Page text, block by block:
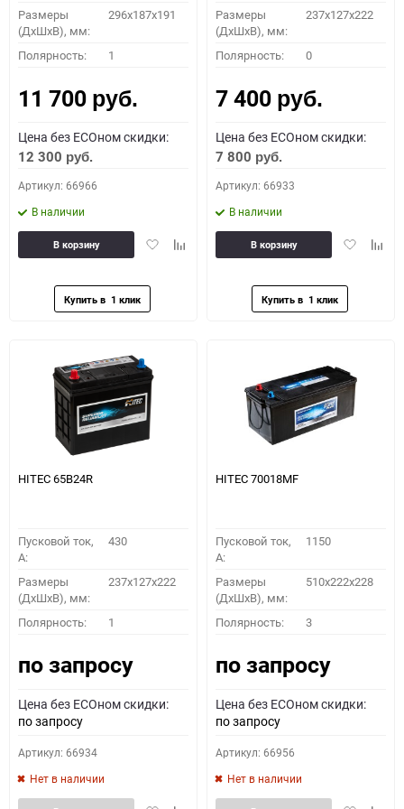
Размеры
(ДхШхВ), мм:
296х187х191
Полярность: 1
11 700 руб.
Цена без ECOном скидки:
12 300 руб.
Артикул: 66966
В наличии
ДобавитьДобавить
В корзину
Размеры
(ДхШхВ), мм:
237x127x222
Полярность: 0
7 400 руб.
Цена без ECOном скидки:
7 800 руб.
Артикул: 66933
В наличии
Добавить
В корзину
HITEC 65B24R
Пусковой ток,
A:
430
Размеры
(ДхШхВ), мм:
237x127x222
Полярность: 1
по запросу
Цена без ECOном скидки:
по запросу
Артикул: 66934
Нет в наличии
HITEC 70018MF
Пусковой ток,
A:
1150
Размеры
(ДхШхВ), мм:
510x222x228
Полярность: 3
по запросу
Цена без ECOном скидки:
по запросу
Артикул: 66956
Нет в наличии